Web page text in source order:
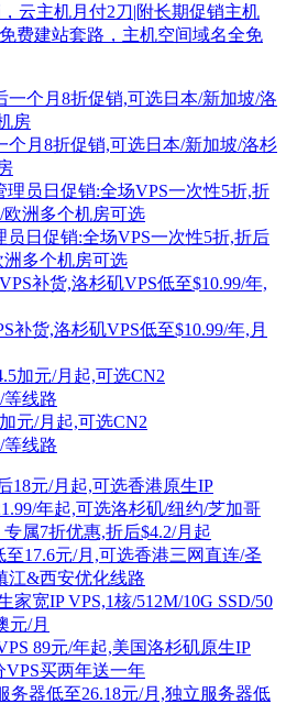
云主机月付2刀|附长期促销主机
免费建站套路，主机空间域名全免
个月8折促销,可选日本/新加坡/洛杉
员日促销:全场VPS一次性5折,折后
洲多个机房可选
补货,洛杉矶VPS低至$10.99/年,月
元/月起,可选CN2
等线路
18元/月起,可选香港原生IP
年起,可选洛杉矶/纽约/芝加哥
属7折优惠,折后$4.2/月起
17.6元/月,可选香港三网直连/圣
江&西安优化线路
家宽IP VPS,1核/512M/10G SSD/50
元/月
89元/年起,美国洛杉矶原生IP
VPS买两年送一年
务器低至26.18元/月,独立服务器低